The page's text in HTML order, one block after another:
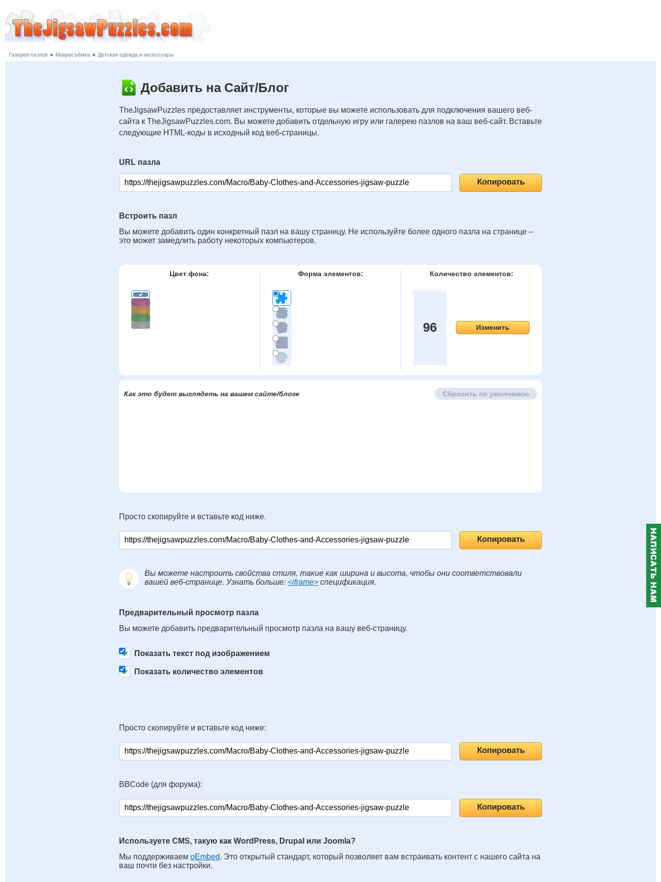
Галерея пазлов » Макросъёмка » Детская одежда и аксессуары
Добавить на Сайт/Блог
TheJigsawPuzzles предоставляет инструменты, которые вы можете использовать для подключения вашего веб-
сайта к TheJigsawPuzzles.com. Вы можете добавить отдельную игру или галерею пазлов на ваш веб-сайт. Вставьте
следующие HTML-коды в исходный код веб-страницы.
URL пазла
Встроить пазл
Вы можете добавить один конкретный пазл на вашу страницу. Не используйте более одного пазла на странице –
это может замедлить работу некоторых компьютеров.
Цвет фона: Форма элементов: Количество элементов:
96 Изменить
Как это будет выглядеть на вашем сайте/блоге Сбросить по умолчанию
Просто скопируйте и вставьте код ниже.
Вы можете настроить свойства стиля, такие как ширина и высота, чтобы они соответствовали
вашей веб-странице. Узнать больше: <iframe> спецификация.
Предварительный просмотр пазла
Вы можете добавить предварительный просмотр пазла на вашу веб-страницу.
Показать текст под изображением
Показать количество элементов
Просто скопируйте и вставьте код ниже:
BBCode (для форума):
Используете CMS, такую как WordPress, Drupal или Joomla?
Мы поддерживаем oEmbed. Это открытый стандарт, который позволяет вам встраивать контент с нашего сайта на
ваш почти без настройки.